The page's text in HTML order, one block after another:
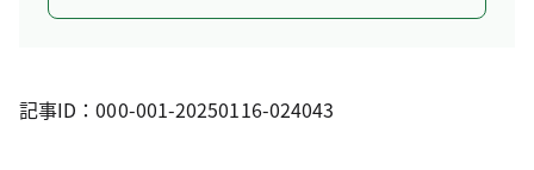
記事ID：000-001-20250116-024043